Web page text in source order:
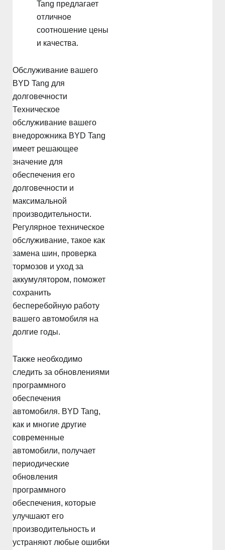
Tang предлагает
отличное
соотношение цены
и качества.
Обслуживание вашего
BYD Tang для
долговечности
Техническое
обслуживание вашего
внедорожника BYD Tang
имеет решающее
значение для
обеспечения его
долговечности и
максимальной
производительности.
Регулярное техническое
обслуживание, такое как
замена шин, проверка
тормозов и уход за
аккумулятором, поможет
сохранить
бесперебойную работу
вашего автомобиля на
долгие годы.
Также необходимо
следить за обновлениями
программного
обеспечения
автомобиля. BYD Tang,
как и многие другие
современные
автомобили, получает
периодические
обновления
программного
обеспечения, которые
улучшают его
производительность и
устраняют любые ошибки